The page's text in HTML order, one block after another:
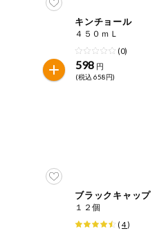
キンチョール
４５０ｍＬ
(0)
598 円
(税込 658円)
ブラックキャップ
１２個
(4)